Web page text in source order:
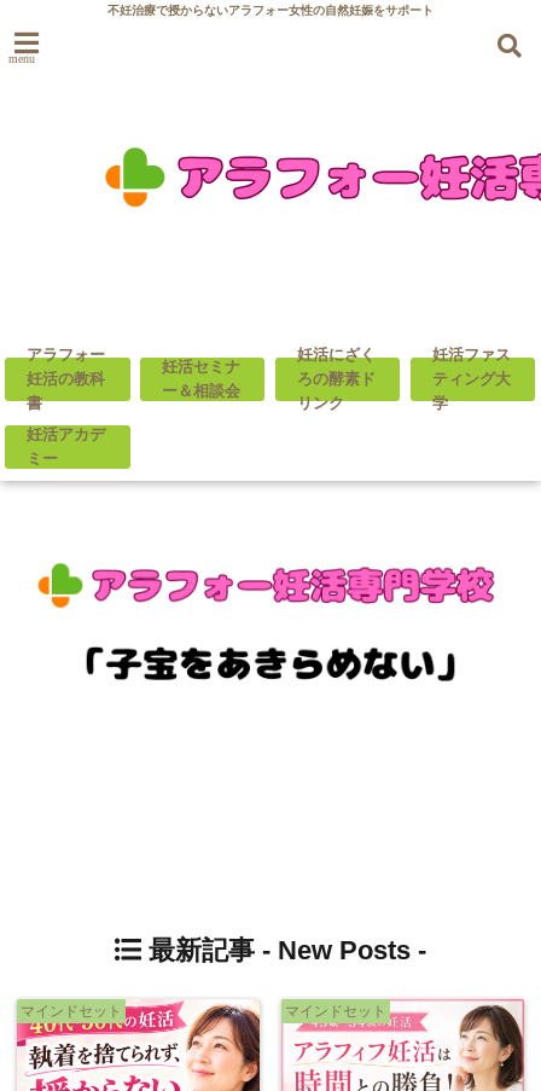
不妊治療で授からないアラフォー女性の自然妊娠をサポート
menu
アラフォー
妊活の教科
書
妊活セミナ
ー＆相談会
妊活にざく
ろの酵素ド
リンク
妊活ファス
ティング大
学
妊活アカデ
ミー
最新記事 - New Posts -
マインドセット マインドセット